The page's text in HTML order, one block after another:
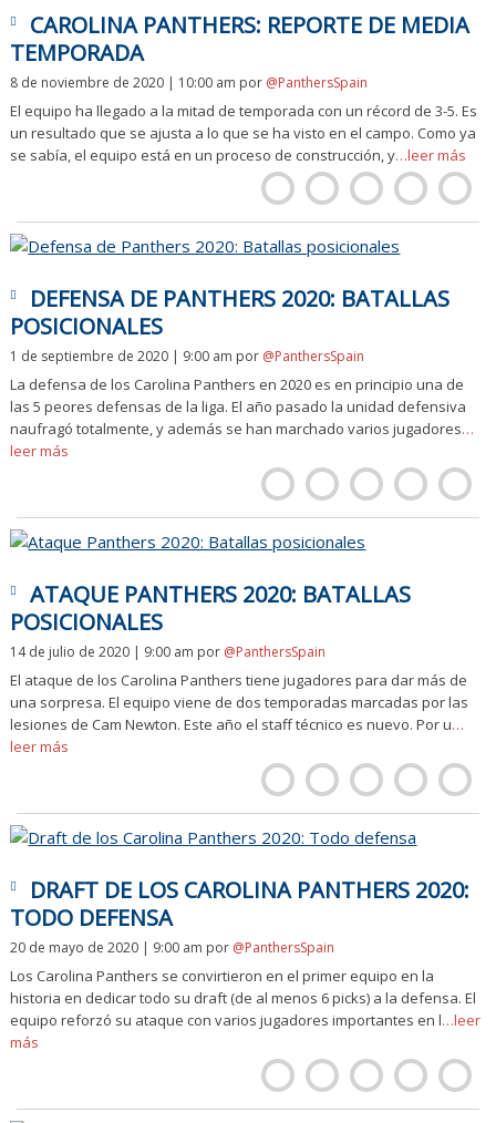
CAROLINA PANTHERS: REPORTE DE MEDIA
TEMPORADA
8 de noviembre de 2020 | 10:00 am por @PanthersSpain
El equipo ha llegado a la mitad de temporada con un récord de 3-5. Es
un resultado que se ajusta a lo que se ha visto en el campo. Como ya
se sabía, el equipo está en un proceso de construcción, y…leer más
DEFENSA DE PANTHERS 2020: BATALLAS
POSICIONALES
1 de septiembre de 2020 | 9:00 am por @PanthersSpain
La defensa de los Carolina Panthers en 2020 es en principio una de
las 5 peores defensas de la liga. El año pasado la unidad defensiva
naufragó totalmente, y además se han marchado varios jugadores…
leer más
ATAQUE PANTHERS 2020: BATALLAS
POSICIONALES
14 de julio de 2020 | 9:00 am por @PanthersSpain
El ataque de los Carolina Panthers tiene jugadores para dar más de
una sorpresa. El equipo viene de dos temporadas marcadas por las
lesiones de Cam Newton. Este año el staff técnico es nuevo. Por u…
leer más
DRAFT DE LOS CAROLINA PANTHERS 2020:
TODO DEFENSA
20 de mayo de 2020 | 9:00 am por @PanthersSpain
Los Carolina Panthers se convirtieron en el primer equipo en la
historia en dedicar todo su draft (de al menos 6 picks) a la defensa. El
equipo reforzó su ataque con varios jugadores importantes en l…leer
más